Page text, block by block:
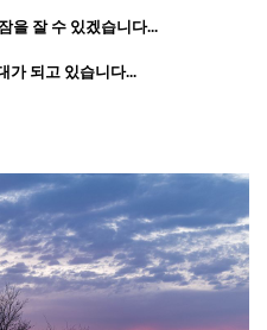
을 잘 수 있겠습니다...
가 되고 있습니다...